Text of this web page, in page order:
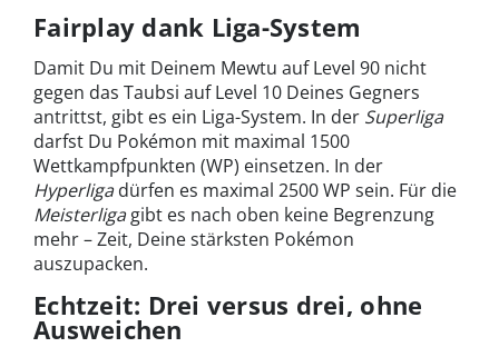
Fairplay dank Liga-System
Damit Du mit Deinem Mewtu auf Level 90 nicht
gegen das Taubsi auf Level 10 Deines Gegners
antrittst, gibt es ein Liga-System. In der Superliga
darfst Du Pokémon mit maximal 1500
Wettkampfpunkten (WP) einsetzen. In der
Hyperligadürfen es maximal 2500 WP sein. Für die
Meisterligagibt es nach oben keine Begrenzung
mehr – Zeit, Deine stärksten Pokémon
auszupacken.
Echtzeit: Drei versus drei, ohne
Ausweichen